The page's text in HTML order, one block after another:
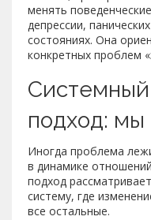
менять
депрессии,
состояниях. Она
конкретных проблем
подход: мы
Иногда проблема
в динамике
подход
систему, где
все остальные.